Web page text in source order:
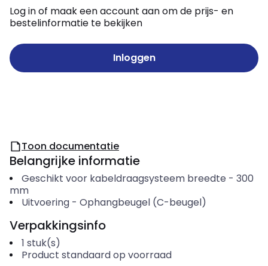
Log in of maak een account aan om de prijs- en
bestelinformatie te bekijken
Inloggen
Toon documentatie
Belangrijke informatie
Geschikt voor kabeldraagsysteem breedte - 300
mm
Uitvoering- Ophangbeugel (C-beugel)
Verpakkingsinfo
1 stuk(s)
Product standaard op voorraad